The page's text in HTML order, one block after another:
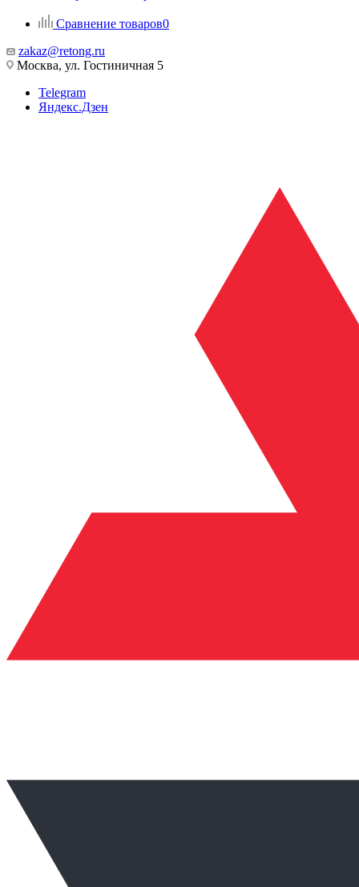
Сравнение товаров0
zakaz@retong.ru
Москва, ул. Гостиничная 5
Telegram
Яндекс.Дзен